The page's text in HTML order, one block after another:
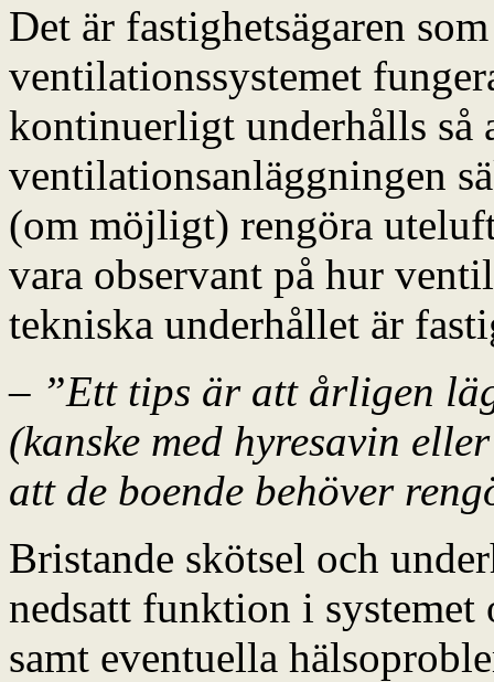
Det är fastighetsägaren
ventilationssystemet
kontinuerligt underhålls så
ventilationsanläggningen
(om möjligt) rengöra
vara observant på hur
tekniska underhållet är
– ”Ett tips är att årligen
(kanske med hyresavin
att de boende behöver
Bristande skötsel och
nedsatt funktion i
samt eventuella